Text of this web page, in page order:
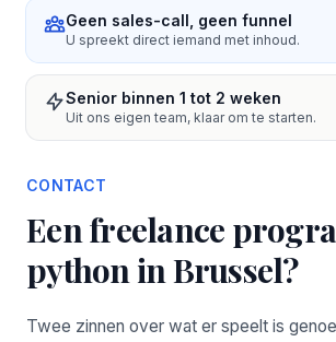
Geen sales-call, geen funnel
U spreekt direct iemand met inhoud.
Senior binnen 1 tot 2 weken
Uit ons eigen team, klaar om te starten.
CONTACT
Een freelance
python in Brussel?
Twee zinnen over wat er speelt is